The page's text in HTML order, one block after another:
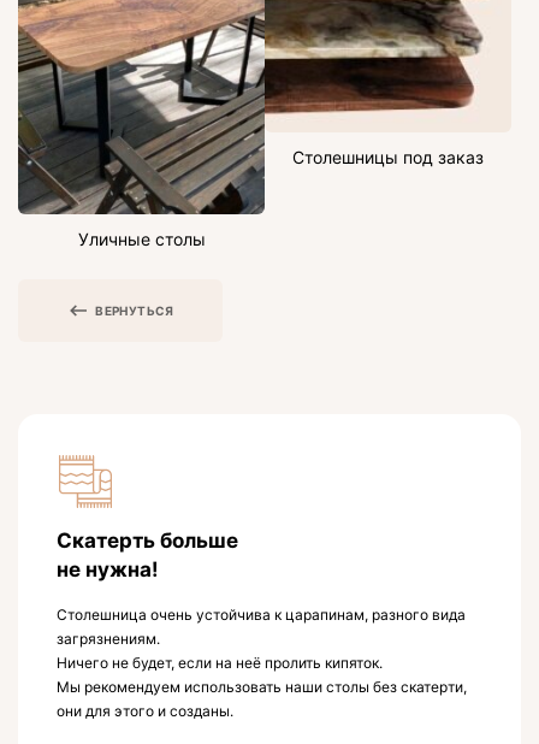
Уличные столы
Столешницы под заказ
ВЕРНУТЬСЯ
Скатерть больше
не нужна!
Столешница очень устойчива к царапинам, разного вида
загрязнениям.
Ничего не будет, если на неё пролить кипяток.
Мы рекомендуем использовать наши столы без скатерти,
они для этого и созданы.